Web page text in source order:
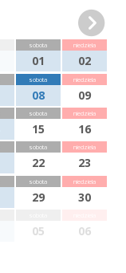
sobota
01
niedziela
02
sobota
08
niedziela
09
sobota
15
niedziela
16
sobota
22
niedziela
23
sobota
29
niedziela
30
05 06